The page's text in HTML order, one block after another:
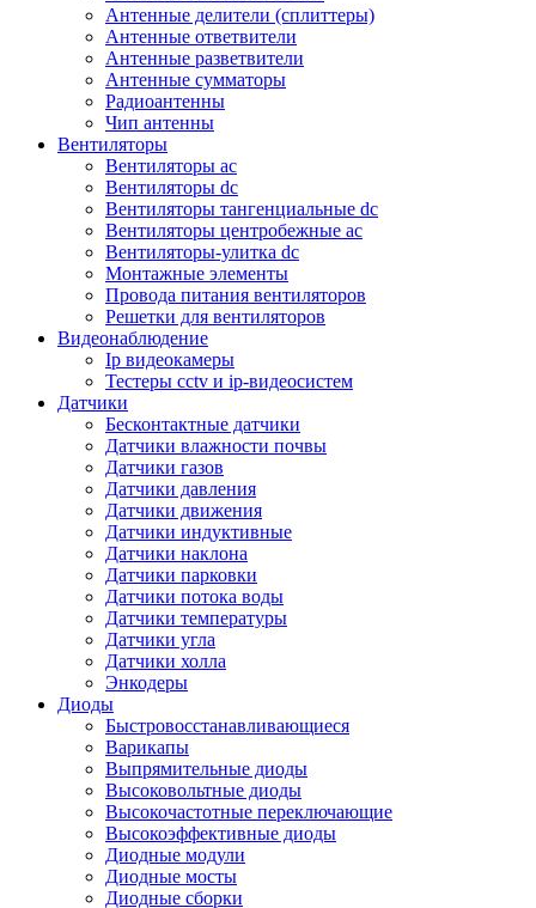
Антенные делители (сплиттеры)
Антенные ответвители
Антенные разветвители
Антенные сумматоры
Радиоантенны
Чип антенны
Вентиляторы
Вентиляторы ac
Вентиляторы dc
Вентиляторы тангенциальные dc
Вентиляторы центробежные ac
Вентиляторы-улитка dc
Монтажные элементы
Провода питания вентиляторов
Решетки для вентиляторов
Видеонаблюдение
Ip видеокамеры
Тестеры cctv и ip-видеосистем
Датчики
Бесконтактные датчики
Датчики влажности почвы
Датчики газов
Датчики давления
Датчики движения
Датчики индуктивные
Датчики наклона
Датчики парковки
Датчики потока воды
Датчики температуры
Датчики угла
Датчики холла
Энкодеры
Диоды
Быстровосстанавливающиеся
Варикапы
Выпрямительные диоды
Высоковольтные диоды
Высокочастотные переключающие
Высокоэффективные диоды
Диодные модули
Диодные мосты
Диодные сборки